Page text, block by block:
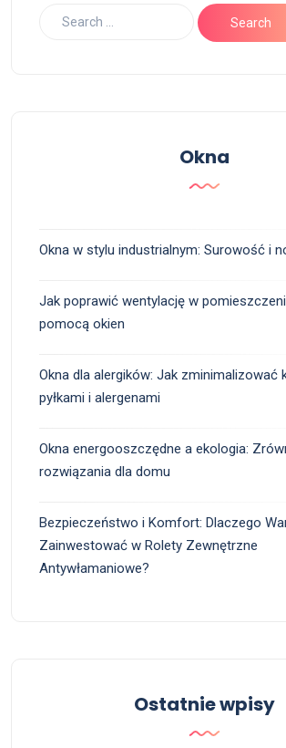
Okna
Okna w stylu industrialnym: Surowość i
Jak poprawić wentylację w
pomocą okien
Okna dla alergików: Jak zminimalizować
pyłkami i alergenami
Okna energooszczędne a ekologia:
rozwiązania dla domu
Bezpieczeństwo i Komfort: Dlaczego
Zainwestować w Rolety Zewnętrzne
Antywłamaniowe?
Ostatnie wpisy